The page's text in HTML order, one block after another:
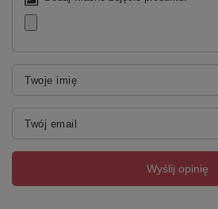
Twoje imię
Twój email
Wyślij opinię